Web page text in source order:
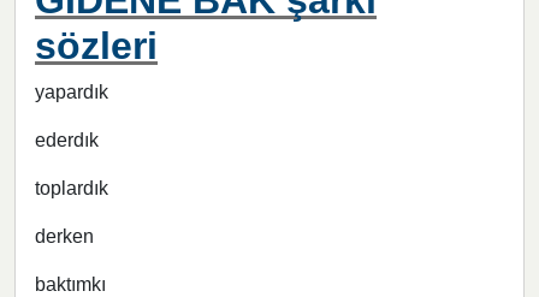
sözleri
yapardık
ederdık
toplardık
derken
baktımkı